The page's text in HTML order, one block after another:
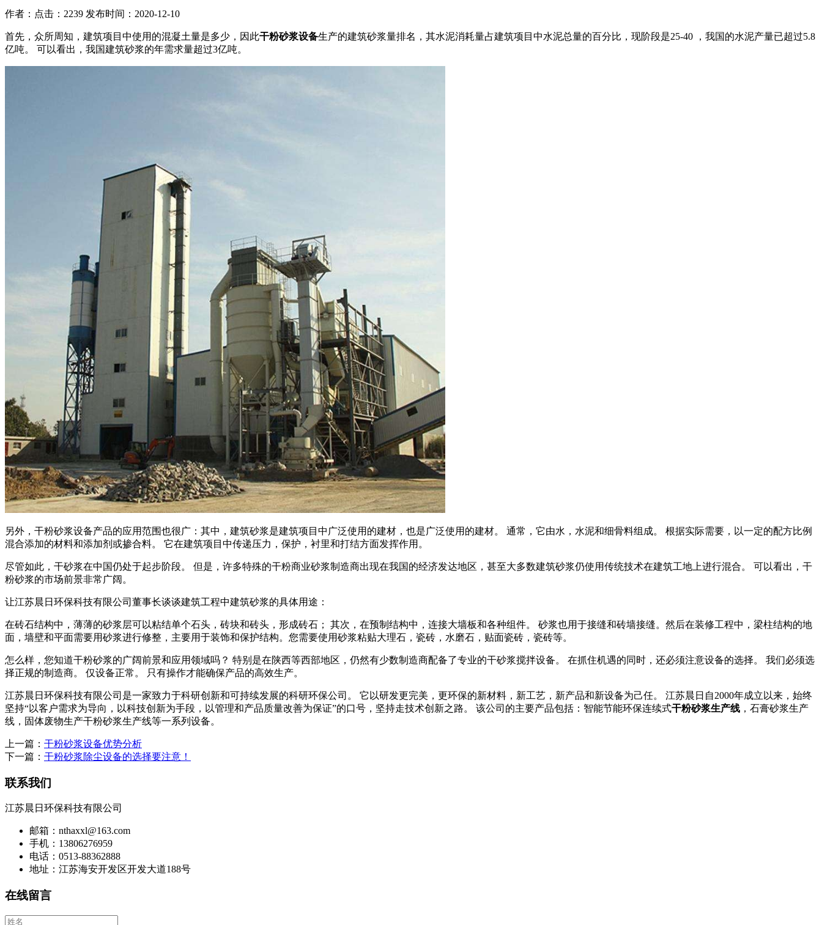
作者： 点击：2239 发布时间：2020-12-10
首先，众所周知，建筑项目中使用的混凝土量是多少，因此干粉砂浆设备生产的建筑砂浆量排名，其水泥消耗量占建筑项目中水泥总量的百分比，现阶段是25-40 ，我国的水泥产量已超过5.8
亿吨。 可以看出，我国建筑砂浆的年需求量超过3亿吨。
另外，干粉砂浆设备产品的应用范围也很广：其中，建筑砂浆是建筑项目中广泛使用的建材，也是广泛使用的建材。 通常，它由水，水泥和细骨料组成。 根据实际需要，以一定的配方比例
混合添加的材料和添加剂或掺合料。 它在建筑项目中传递压力，保护，衬里和打结方面发挥作用。
尽管如此，干砂浆在中国仍处于起步阶段。 但是，许多特殊的干粉商业砂浆制造商出现在我国的经济发达地区，甚至大多数建筑砂浆仍使用传统技术在建筑工地上进行混合。 可以看出，干
粉砂浆的市场前景非常广阔。
让江苏晨日环保科技有限公司董事长谈谈建筑工程中建筑砂浆的具体用途：
在砖石结构中，薄薄的砂浆层可以粘结单个石头，砖块和砖头，形成砖石； 其次，在预制结构中，连接大墙板和各种组件。 砂浆也用于接缝和砖墙接缝。然后在装修工程中，梁柱结构的地
面，墙壁和平面需要用砂浆进行修整，主要用于装饰和保护结构。您需要使用砂浆粘贴大理石，瓷砖，水磨石，贴面瓷砖，瓷砖等。
怎么样，您知道干粉砂浆的广阔前景和应用领域吗？ 特别是在陕西等西部地区，仍然有少数制造商配备了专业的干砂浆搅拌设备。 在抓住机遇的同时，还必须注意设备的选择。 我们必须选
择正规的制造商。 仅设备正常。 只有操作才能确保产品的高效生产。
江苏晨日环保科技有限公司是一家致力于科研创新和可持续发展的科研环保公司。 它以研发更完美，更环保的新材料，新工艺，新产品和新设备为己任。 江苏晨日自2000年成立以来，始终
坚持“以客户需求为导向，以科技创新为手段，以管理和产品质量改善为保证”的口号，坚持走技术创新之路。 该公司的主要产品包括：智能节能环保连续式干粉砂浆生产线 ，石膏砂浆生产
线，固体废物生产干粉砂浆生产线等一系列设备。
上一篇： 干粉砂浆设备优势分析
下一篇： 干粉砂浆除尘设备的选择要注意！
联系我们
江苏晨日环保科技有限公司
邮箱：nthaxxl@163.com
手机：13806276959
电话：0513-88362888
地址：江苏海安开发区开发大道188号
在线留言